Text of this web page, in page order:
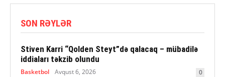
SON RƏYLƏR
Stiven Karri “Qolden Steyt”də qalacaq – mübadilə
iddiaları təkzib olundu
Basketbol Avqust 6, 2026 0